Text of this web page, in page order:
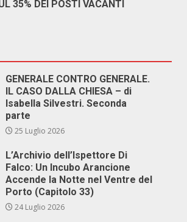
35% DEI POSTI VACANTI
GENERALE CONTRO GENERALE.
IL CASO DALLA CHIESA – di
Isabella Silvestri. Seconda
parte
25 Luglio 2026
L’Archivio dell’Ispettore Di
Falco: Un Incubo Arancione
Accende la Notte nel Ventre del
Porto (Capitolo 33)
24 Luglio 2026